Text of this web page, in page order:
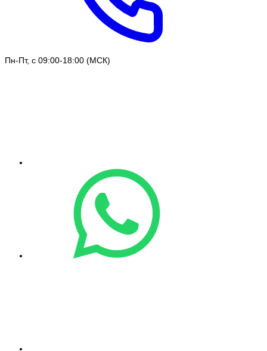
Пн-Пт, с 09:00-18:00 (МСК)